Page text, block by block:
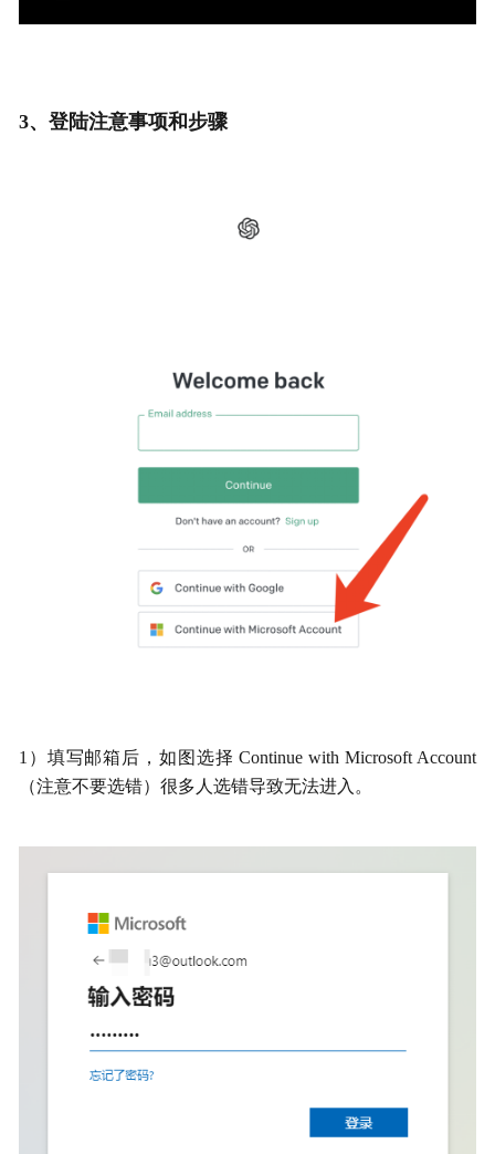
3、登陆注意事项和步骤
1）填写邮箱后，如图选择 Continue with Microsoft Account
（注意不要选错）很多人选错导致无法进入。